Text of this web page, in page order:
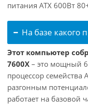
питания ATX 600Вт
На базе какого
Этот компьютер
7600X – это мощный
процессор семейства
разгонным
работает на базовой